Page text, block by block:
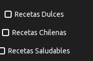
Recetas Dulces
Recetas Chilenas
Recetas Saludables